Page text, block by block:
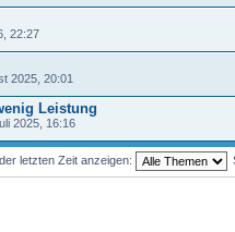
22:27
2025, 20:01
Leistung
2025, 16:16
letzten Zeit anzeigen: